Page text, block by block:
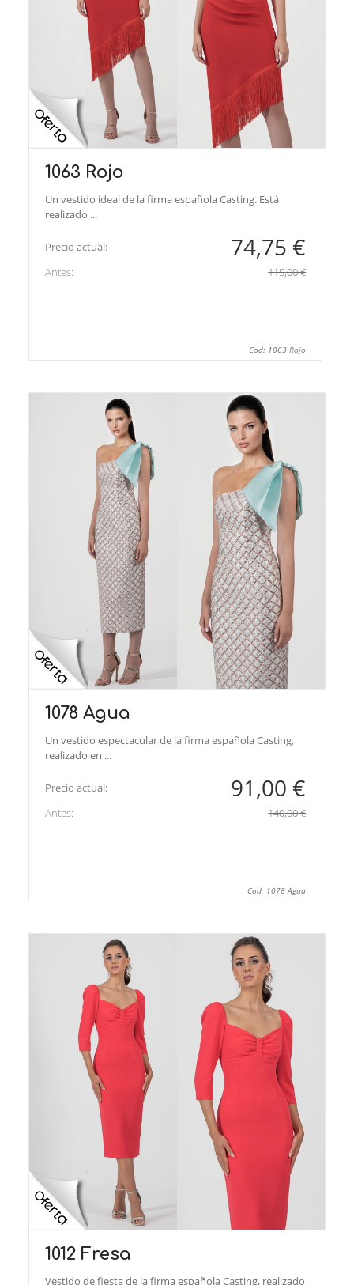
1063 Rojo
Un vestido ideal de la firma española Casting. Está
realizado ...
Precio actual: 74,75 €
Antes: 115,00 €
Cod: 1063 Rojo
1078 Agua
Un vestido espectacular de la firma española Casting,
realizado en ...
Precio actual: 91,00 €
Antes: 140,00 €
Cod: 1078 Agua
1012 Fresa
Vestido de fiesta de la firma española Casting, realizado